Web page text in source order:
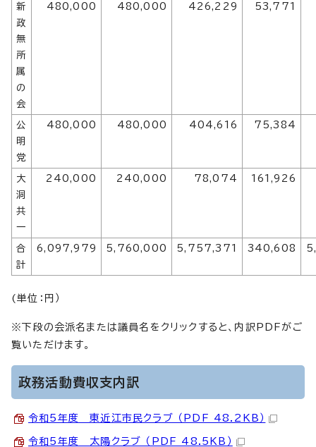
新
政
無
所
属
の
会
480,000 480,000 426,229 53,771
公
明
党
480,000 480,000 404,616 75,384
大
洞
共
一
240,000 240,000 78,074 161,926
合
計
6,097,979 5,760,000 5,757,371 340,608
(単位：円）
※下段の会派名または議員名をクリックすると、内訳PDFがご
覧いただけます。
政務活動費収支内訳
令和5年度 東近江市民クラブ （PDF 48.2KB）
令和5年度 太陽クラブ （PDF 48.5KB）